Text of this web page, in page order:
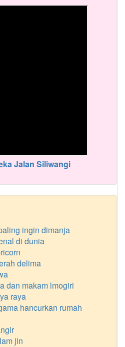
Jalan Siliwangi
ingin dimanja
di dunia
delima
dan makam lmogiri
raya
hancurkan rumah
jin